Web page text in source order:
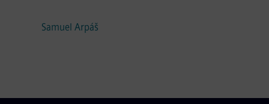
Samuel Arpáš